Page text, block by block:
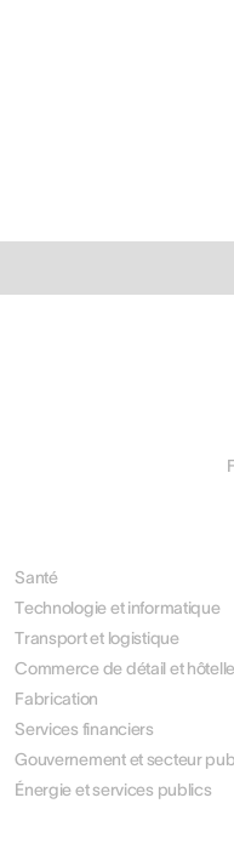
Santé
Technologie et informatique
Transport et logistique
Commerce de détail et
Fabrication
Services financiers
Gouvernement et secteur
Énergie et services publics